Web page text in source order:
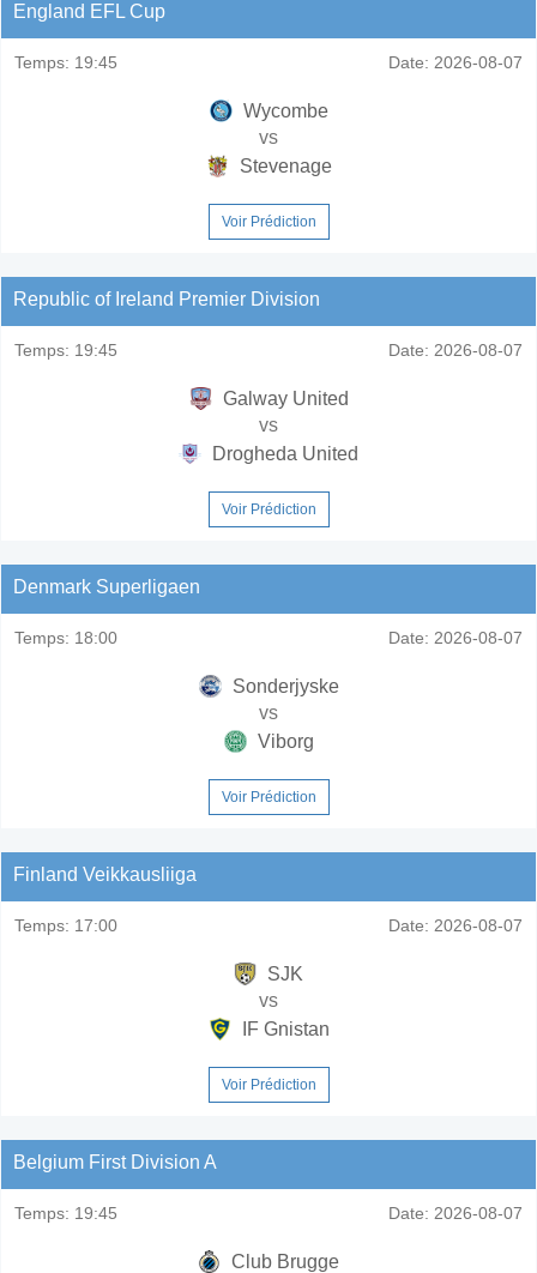
England EFL Cup
Temps: 19:45 Date: 2026-08-07
Wycombe
vs
Stevenage
Voir Prédiction
Republic of Ireland Premier Division
Temps: 19:45 Date: 2026-08-07
Galway United
vs
Drogheda United
Voir Prédiction
Denmark Superligaen
Temps: 18:00 Date: 2026-08-07
Sonderjyske
vs
Viborg
Voir Prédiction
Finland Veikkausliiga
Temps: 17:00 Date: 2026-08-07
SJK
vs
IF Gnistan
Voir Prédiction
Belgium First Division A
Temps: 19:45 Date: 2026-08-07
Club Brugge